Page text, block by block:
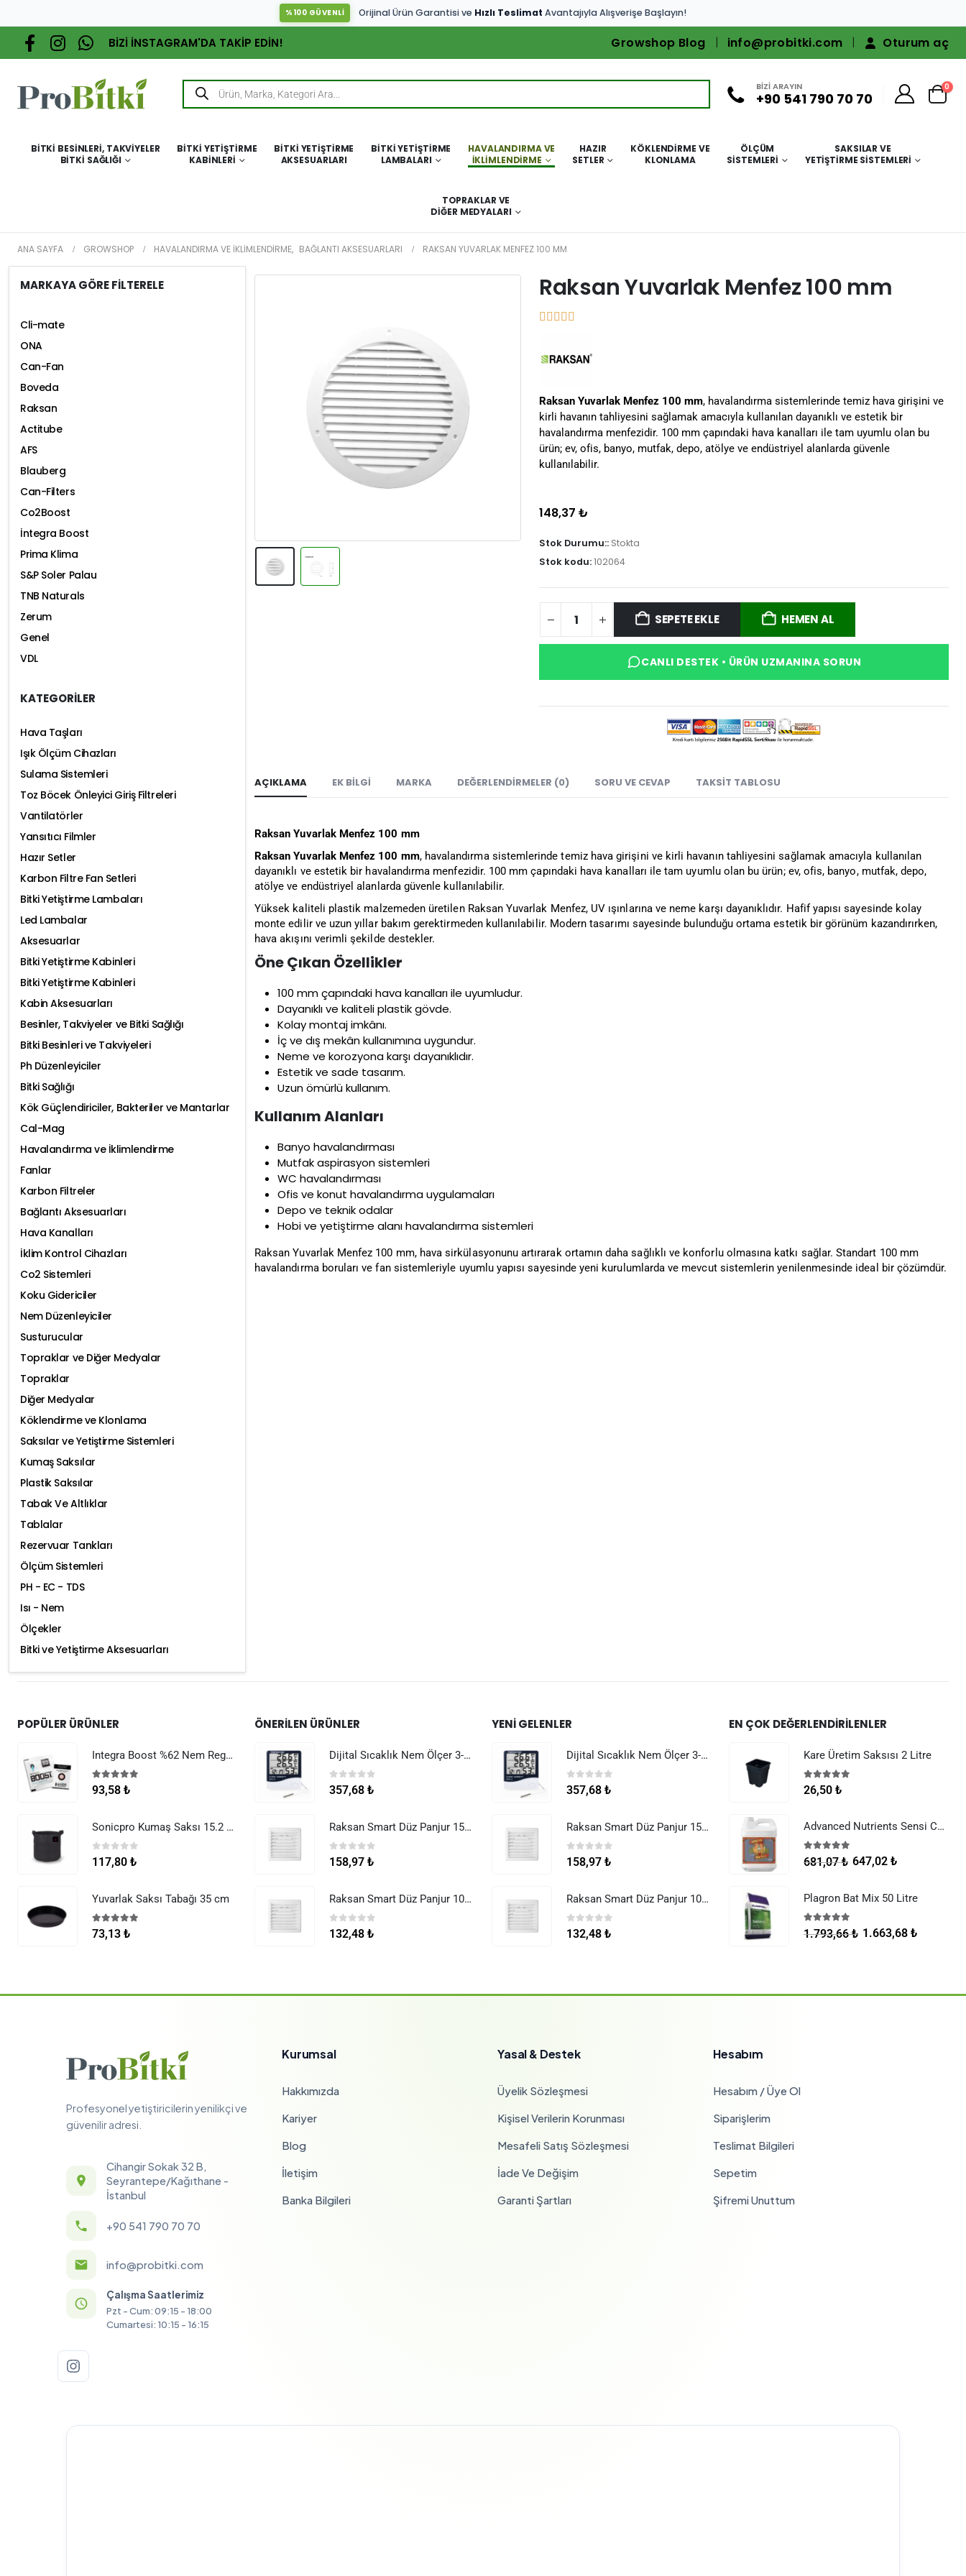
%100 GÜVENLİ Orijinal Ürün Garantisi ve Hızlı Teslimat Avantajıyla Alışverişe Başlayın!
BİZİ İNSTAGRAM'DA TAKİP EDİN! Growshop Blog info@probitki.com Oturum aç
BİZİ ARAYIN
+90 541 790 70 70
0
BITKI BESINLERI, TAKVIYELER
BITKI SAĞLIĞI
BITKI YETIŞTIRME
KABINLERI
BITKI YETIŞTIRME
AKSESUARLARI
BITKI YETIŞTIRME
LAMBALARI
HAVALANDIRMA VE
İKLIMLENDIRME
HAZIR
SETLER
KÖKLENDIRME VE
KLONLAMA
ÖLÇÜM
SISTEMLERI
SAKSILAR VE
YETIŞTIRME SISTEMLERI
TOPRAKLAR VE
DIĞER MEDYALARI
ANA SAYFA GROWSHOP HAVALANDIRMA VE İKLIMLENDIRME, BAĞLANTI AKSESUARLARI RAKSAN YUVARLAK MENFEZ 100 MM
Raksan Yuvarlak Menfez 100 mm
Raksan Yuvarlak Menfez 100 mm, havalandırma sistemlerinde temiz hava girişini ve
kirli havanın tahliyesini sağlamak amacıyla kullanılan dayanıklı ve estetik bir
havalandırma menfezidir. 100 mm çapındaki hava kanalları ile tam uyumlu olan bu
ürün; ev, ofis, banyo, mutfak, depo, atölye ve endüstriyel alanlarda güvenle
kullanılabilir.
148,37 ₺
Stok Durumu:: Stokta
Stok kodu:102064
SEPETE EKLE HEMEN AL
CANLI DESTEK • ÜRÜN UZMANINA SORUN
AÇIKLAMA EK BILGI MARKA DEĞERLENDIRMELER (0) SORU VE CEVAP TAKSIT TABLOSU
Raksan Yuvarlak Menfez 100 mm
Raksan Yuvarlak Menfez 100 mm, havalandırma sistemlerinde temiz hava girişini ve kirli havanın tahliyesini sağlamak amacıyla kullanılan
dayanıklı ve estetik bir havalandırma menfezidir. 100 mm çapındaki hava kanalları ile tam uyumlu olan bu ürün; ev, ofis, banyo, mutfak, depo,
atölye ve endüstriyel alanlarda güvenle kullanılabilir.
Yüksek kaliteli plastik malzemeden üretilen Raksan Yuvarlak Menfez, UV ışınlarına ve neme karşı dayanıklıdır. Hafif yapısı sayesinde kolay
monte edilir ve uzun yıllar bakım gerektirmeden kullanılabilir. Modern tasarımı sayesinde bulunduğu ortama estetik bir görünüm kazandırırken,
hava akışını verimli şekilde destekler.
Öne Çıkan Özellikler
100 mm çapındaki hava kanalları ile uyumludur.
Dayanıklı ve kaliteli plastik gövde.
Kolay montaj imkânı.
İç ve dış mekân kullanımına uygundur.
Neme ve korozyona karşı dayanıklıdır.
Estetik ve sade tasarım.
Uzun ömürlü kullanım.
Kullanım Alanları
Banyo havalandırması
Mutfak aspirasyon sistemleri
WC havalandırması
Ofis ve konut havalandırma uygulamaları
Depo ve teknik odalar
Hobi ve yetiştirme alanı havalandırma sistemleri
Raksan Yuvarlak Menfez 100 mm, hava sirkülasyonunu artırarak ortamın daha sağlıklı ve konforlu olmasına katkı sağlar. Standart 100 mm
havalandırma boruları ve fan sistemleriyle uyumlu yapısı sayesinde yeni kurulumlarda ve mevcut sistemlerin yenilenmesinde ideal bir çözümdür.
MARKAYA GÖRE FİLTERELE
Cli-mate
ONA
Can-Fan
Boveda
Raksan
Actitube
AFS
Blauberg
Can-Filters
Co2Boost
İntegra Boost
Prima Klima
S&P Soler Palau
TNB Naturals
Zerum
Genel
VDL
KATEGORİLER
Hava Taşları
Işık Ölçüm Cihazları
Sulama Sistemleri
Toz Böcek Önleyici Giriş Filtreleri
Vantilatörler
Yansıtıcı Filmler
Hazır Setler
Karbon Filtre Fan Setleri
Bitki Yetiştirme Lambaları
Led Lambalar
Aksesuarlar
Bitki Yetiştirme Kabinleri
Bitki Yetiştirme Kabinleri
Kabin Aksesuarları
Besinler, Takviyeler ve Bitki Sağlığı
Bitki Besinleri ve Takviyeleri
Ph Düzenleyiciler
Bitki Sağlığı
Kök Güçlendiriciler, Bakteriler ve Mantarlar
Cal-Mag
Havalandırma ve İklimlendirme
Fanlar
Karbon Filtreler
Bağlantı Aksesuarları
Hava Kanalları
İklim Kontrol Cihazları
Co2 Sistemleri
Koku Gidericiler
Nem Düzenleyiciler
Susturucular
Topraklar ve Diğer Medyalar
Topraklar
Diğer Medyalar
Köklendirme ve Klonlama
Saksılar ve Yetiştirme Sistemleri
Kumaş Saksılar
Plastik Saksılar
Tabak Ve Altlıklar
Tablalar
Rezervuar Tankları
Ölçüm Sistemleri
PH - EC - TDS
Isı - Nem
Ölçekler
Bitki ve Yetiştirme Aksesuarları
POPÜLER ÜRÜNLER
Integra Boost %62 Nem Regülatörü 8 g
5.005 üzerinden
93,58 ₺
Sonicpro Kumaş Saksı 15.2 Litre (4 Galon)
0 5 üzerinden
117,80 ₺
Yuvarlak Saksı Tabağı 35 cm
5.00 5 üzerinden
73,13 ₺
ÖNERILEN ÜRÜNLER
Dijital Sıcaklık Nem Ölçer 3-1 Sensör Kablolu
05 üzerinden
357,68 ₺
Raksan Smart Düz Panjur 150 mm Sinek Telli
0 5 üzerinden
158,97 ₺
Raksan Smart Düz Panjur 100 mm Sinek Telli
0 5 üzerinden
132,48 ₺
YENI GELENLER
Dijital Sıcaklık Nem Ölçer 3-1 Sensör Kablolu
05 üzerinden
357,68 ₺
Raksan Smart Düz Panjur 150 mm Sinek Telli
0 5 üzerinden
158,97 ₺
Raksan Smart Düz Panjur 100 mm Sinek Telli
0 5 üzerinden
132,48 ₺
EN ÇOK DEĞERLENDIRILENLER
Kare Üretim Saksısı 2 Litre
5.005 üzerinden
26,50 ₺
Advanced Nutrients Sensi Cal Mag Xtra 250 ml
5.00 5 üzerinden
681,07₺ 647,02 ₺
Plagron Bat Mix 50 Litre
5.00 5 üzerinden
1.793,66₺ 1.663,68 ₺
Profesyonel yetiştiricilerin yenilikçi ve
güvenilir adresi.
Cihangir Sokak 32 B,
Seyrantepe/Kağıthane -
İstanbul
+90 541 790 70 70
info@probitki.com
Çalışma Saatlerimiz
Pzt - Cum: 09:15 - 18:00
Cumartesi: 10:15 - 16:15
Kurumsal
Hakkımızda
Kariyer
Blog
İletişim
Banka Bilgileri
Yasal & Destek
Üyelik Sözleşmesi
Kişisel Verilerin Korunması
Mesafeli Satış Sözleşmesi
İade Ve Değişim
Garanti Şartları
Hesabım
Hesabım / Üye Ol
Siparişlerim
Teslimat Bilgileri
Sepetim
Şifremi Unuttum